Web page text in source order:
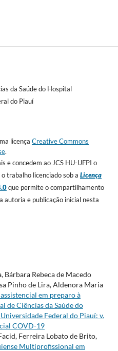
da Saúde do Hospital
do Piauí
licença Creative Commons
.
e concedem ao JCS HU-UFPI o
trabalho licenciado sob a Licença
que permite o compartilhamento
autoria e publicação inicial nesta
Bárbara Rebeca de Macedo
Pinho de Lira, Aldenora Maria
assistencial em preparo à
de Ciências da Saúde do
Federal do Piauí: v.
COVD-19
Ferreira Lobato de Brito,
Multiprofissional em